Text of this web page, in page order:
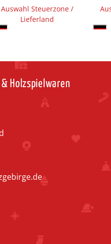
Auswahl Steuerzone /
Lieferland
Holzspielwaren